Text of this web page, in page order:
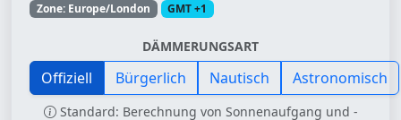
Zone: Europe/London GMT +1
DÄMMERUNGSART
Offiziell Bürgerlich Nautisch Astronomisch
Standard: Berechnung von Sonnenaufgang und -